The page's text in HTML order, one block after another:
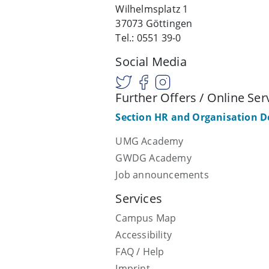
Wilhelmsplatz 1
37073 Göttingen
Tel.: 0551 39-0
Social Media
Further Offers / Online
Section HR and Organisation
UMG Academy
GWDG Academy
Job announcements
Services
Campus Map
Accessibility
FAQ / Help